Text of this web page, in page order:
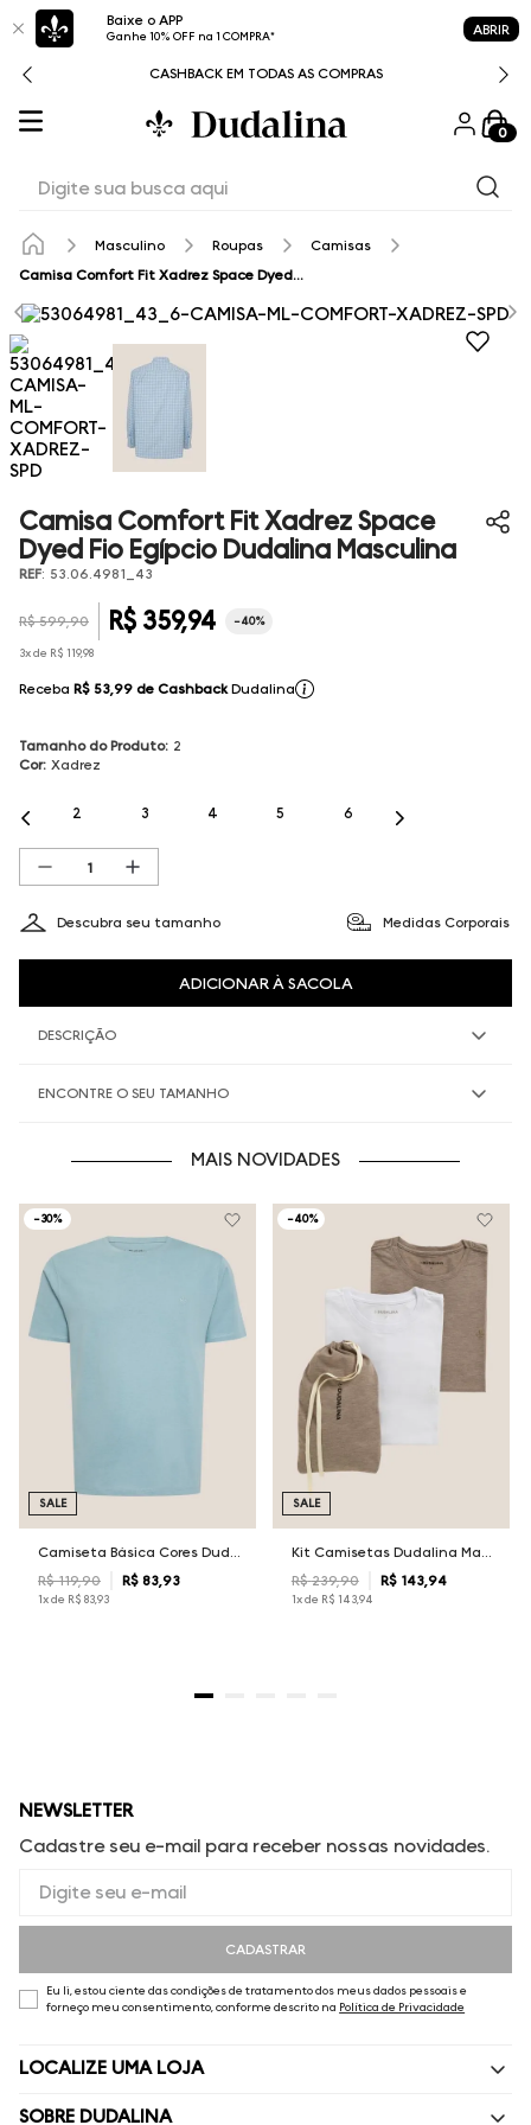
Baixe o APP
Ganhe 10% OFF na 1 COMPRA* ABRIR
CASHBACK EM TODAS AS COMPRAS
0
Masculino Roupas
Camisas
Camisa Comfort Fit Xadrez Space Dyed Fio Egípcio Dudalina Masculina
Camisa Comfort Fit Xadrez Space
Dyed Fio Egípcio Dudalina Masculina
REF: 53.06.4981_43
R$ 599,90 R$ 359,94 -40%
3x de R$ 119,98
Receba R$ 53,99 de Cashback Dudalina
Tamanho do Produto: 2
Cor: Xadrez
2 3 4 5 6
Descubra seu tamanho Medidas Corporais
ADICIONAR À SACOLA
DESCRIÇÃO
ENCONTRE O SEU TAMANHO
MAIS NOVIDADES
-30%
R$ 119,90 R$ 83, 93
1x de R$ 83,93
SALE
-40%
R$ 239,90 R$ 143, 94
1x de R$ 143,94
SALE
NEWSLETTER
Cadastre seu e-mail para receber nossas novidades.
CADASTRAR
Eu li, estou ciente das condições de tratamento dos meus dados pessoais e
forneço meu consentimento, conforme descrito na Política de Privacidade
LOCALIZE UMA LOJA
SOBRE DUDALINA